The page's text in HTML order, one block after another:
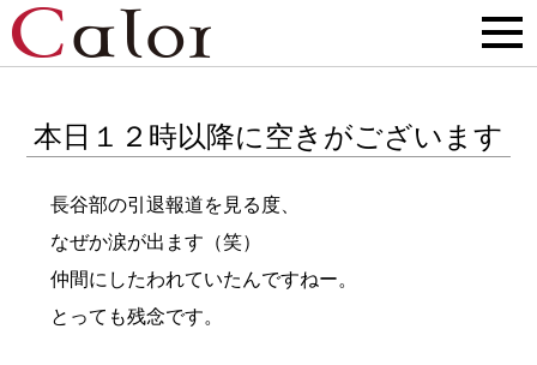
本日１２時以降に空きがございます
長谷部の引退報道を見る度、
なぜか涙が出ます（笑）
仲間にしたわれていたんですねー。
とっても残念です。